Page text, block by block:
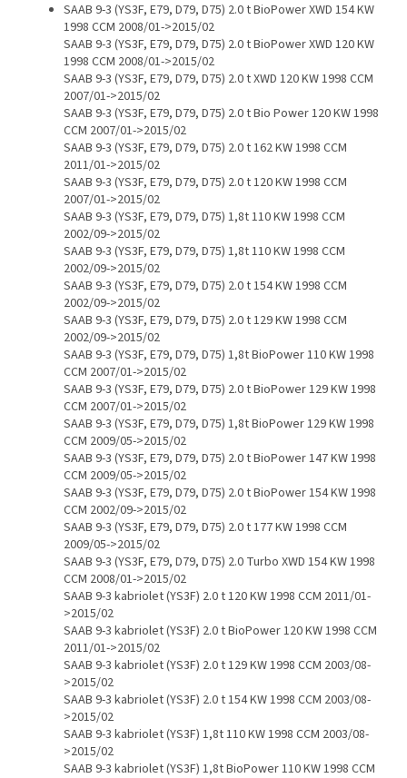
SAAB 9-3 (YS3F, E79, D79, D75) 2.0 t BioPower XWD 154 KW
1998 CCM 2008/01->2015/02
SAAB 9-3 (YS3F, E79, D79, D75) 2.0 t BioPower XWD 120 KW
1998 CCM 2008/01->2015/02
SAAB 9-3 (YS3F, E79, D79, D75) 2.0 t XWD 120 KW 1998 CCM
2007/01->2015/02
SAAB 9-3 (YS3F, E79, D79, D75) 2.0 t Bio Power 120 KW 1998
CCM 2007/01->2015/02
SAAB 9-3 (YS3F, E79, D79, D75) 2.0 t 162 KW 1998 CCM
2011/01->2015/02
SAAB 9-3 (YS3F, E79, D79, D75) 2.0 t 120 KW 1998 CCM
2007/01->2015/02
SAAB 9-3 (YS3F, E79, D79, D75) 1,8t 110 KW 1998 CCM
2002/09->2015/02
SAAB 9-3 (YS3F, E79, D79, D75) 1,8t 110 KW 1998 CCM
2002/09->2015/02
SAAB 9-3 (YS3F, E79, D79, D75) 2.0 t 154 KW 1998 CCM
2002/09->2015/02
SAAB 9-3 (YS3F, E79, D79, D75) 2.0 t 129 KW 1998 CCM
2002/09->2015/02
SAAB 9-3 (YS3F, E79, D79, D75) 1,8t BioPower 110 KW 1998
CCM 2007/01->2015/02
SAAB 9-3 (YS3F, E79, D79, D75) 2.0 t BioPower 129 KW 1998
CCM 2007/01->2015/02
SAAB 9-3 (YS3F, E79, D79, D75) 1,8t BioPower 129 KW 1998
CCM 2009/05->2015/02
SAAB 9-3 (YS3F, E79, D79, D75) 2.0 t BioPower 147 KW 1998
CCM 2009/05->2015/02
SAAB 9-3 (YS3F, E79, D79, D75) 2.0 t BioPower 154 KW 1998
CCM 2002/09->2015/02
SAAB 9-3 (YS3F, E79, D79, D75) 2.0 t 177 KW 1998 CCM
2009/05->2015/02
SAAB 9-3 (YS3F, E79, D79, D75) 2.0 Turbo XWD 154 KW 1998
CCM 2008/01->2015/02
SAAB 9-3 kabriolet (YS3F) 2.0 t 120 KW 1998 CCM 2011/01-
>2015/02
SAAB 9-3 kabriolet (YS3F) 2.0 t BioPower 120 KW 1998 CCM
2011/01->2015/02
SAAB 9-3 kabriolet (YS3F) 2.0 t 129 KW 1998 CCM 2003/08-
>2015/02
SAAB 9-3 kabriolet (YS3F) 2.0 t 154 KW 1998 CCM 2003/08-
>2015/02
SAAB 9-3 kabriolet (YS3F) 1,8t 110 KW 1998 CCM 2003/08-
>2015/02
SAAB 9-3 kabriolet (YS3F) 1,8t BioPower 110 KW 1998 CCM